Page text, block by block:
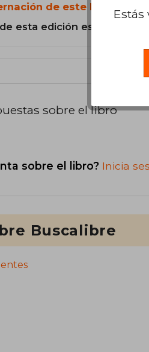
de este libro?
esta edición es Tapa
sobre el libro
sobre el libro? Inicia
Buscalibre
Estás